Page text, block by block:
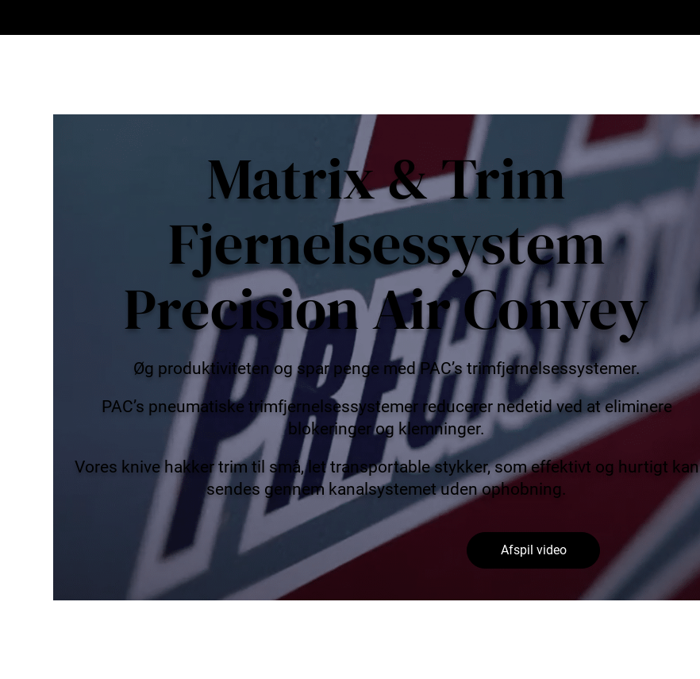
Matrix & Trim
Fjernelsessystem
Precision Air Convey
Øg produktiviteten og spar penge med PAC’s trimfjernelsessystemer.
PAC’s pneumatiske trimfjernelsessystemer reducerer nedetid ved at eliminere
blokeringer og klemninger.
Vores knive hakker trim til små, let transportable stykker, som effektivt og hurtigt kan
sendes gennem kanalsystemet uden ophobning.
Afspil video